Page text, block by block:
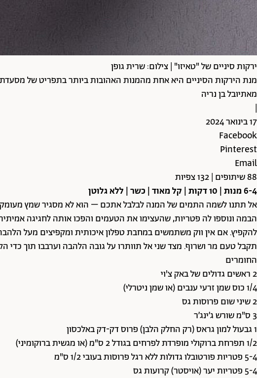
ירקות סיניים של "טאיזו" | צילום: שרית גופן
מנת הירקות הסיניים היא אחת מהמנות האהובות ביותר בתפריט של
מאתיובל בן נריה
|
17 בינואר 2024
Facebook
Pinterest
Email
88 שיתופים | 132 צפיות
6-4 מנות | 10 דקות | קל מאוד | כשר | ללא גלוטן
אל תתנו לשמה התמים של המנה לבלבל אתכם – הוא לא מסגיר שמץ
הבמה ונוספו לה פטריות, שהעצימו את הטעמים והפכו אותה לחגיגה
להקפיץ. אם אין ווק משתמשים במחבת טפלון איכותית ומקפיצים מעל
תקבל טעם מר ושרוף. מצד שני אל תוותרו על גובה הלהבה וערבבו תוך
החומרים
2 ראשים גדולים של באק צ'וי
1/4 כוס שמן זרעי ענבים (או שמן ניטרלי)
2 שיני שום פרוסות גס
3 ס"מ שורש ג’ינג’ר
1 גבעול למון גראס (רק החלק הלבן) פרוס דק-דק באלכסון
1/2 תפרחת ברוקולי מופרדת לפרחים בגודל 2 ס"מ (או מגשית ברוקומיני)
5-4 פטריות פורטובלו גדולות ללא רגל פרוסות בעובי 1/2 ס"מ
5-4 פטריות יער (אויסטר) קרועות גס